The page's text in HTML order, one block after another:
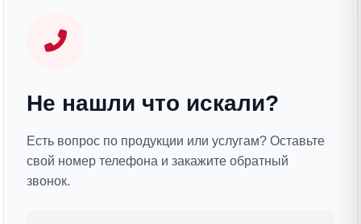
Не нашли что искали?
Есть вопрос по продукции или услугам? Оставьте
свой номер телефона и закажите обратный
звонок.